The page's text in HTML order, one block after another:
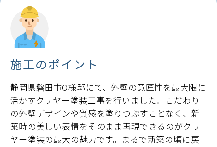
施工のポイント
静岡県磐田市O様邸にて、外壁の意匠性を最大限に
活かすクリヤー塗装工事を行いました。こだわり
の外壁デザインや質感を塗りつぶすことなく、新
築時の美しい表情をそのまま再現できるのがクリ
ヤー塗装の最大の魅力です。まるで新築の頃に戻